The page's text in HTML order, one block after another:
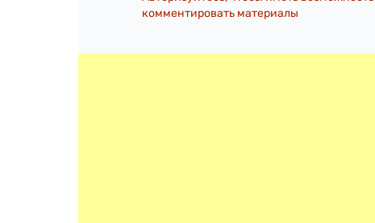
комментировать материалы